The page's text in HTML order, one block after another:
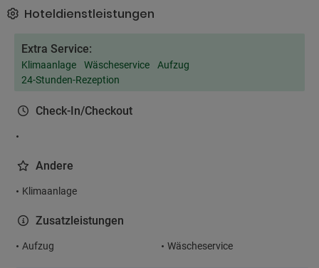
Hoteldienstleistungen
Extra Service:
Klimaanlage Wäscheservice
Aufzug
24-Stunden-Rezeption
Check-In/Checkout
Andere
Klimaanlage
Zusatzleistungen
Aufzug Wäscheservice